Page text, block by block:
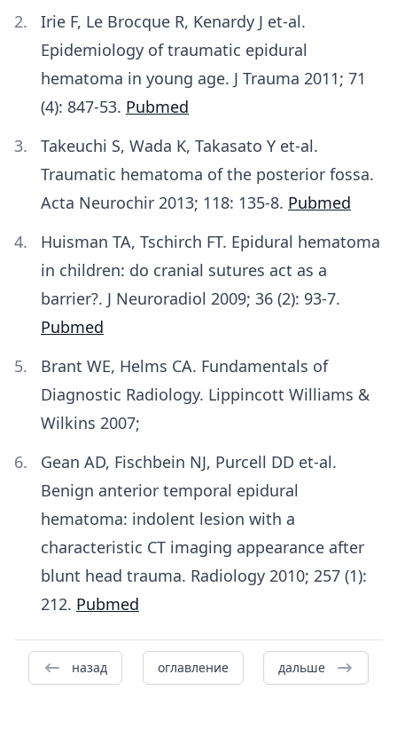
Irie F, Le Brocque R, Kenardy J et-al.
Epidemiology of traumatic epidural
hematoma in young age. J Trauma 2011; 71
(4): 847-53. Pubmed
Takeuchi S, Wada K, Takasato Y et-al.
Traumatic hematoma of the posterior fossa.
Acta Neurochir 2013; 118: 135-8. Pubmed
Huisman TA, Tschirch FT. Epidural hematoma
in children: do cranial sutures act as a
barrier?. J Neuroradiol 2009; 36 (2): 93-7.
Pubmed
Brant WE, Helms CA. Fundamentals of
Diagnostic Radiology. Lippincott Williams &
Wilkins 2007;
Gean AD, Fischbein NJ, Purcell DD et-al.
Benign anterior temporal epidural
hematoma: indolent lesion with a
characteristic CT imaging appearance after
blunt head trauma. Radiology 2010; 257 (1):
212. Pubmed
назад оглавление дальше